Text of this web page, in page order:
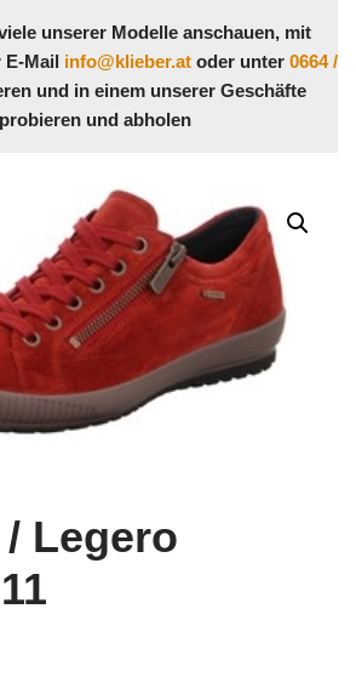
unserer Modelle anschauen, mit
E-Mail info@klieber.atoder unter 0664 /
und in einem unserer Geschäfte
und abholen
Legero